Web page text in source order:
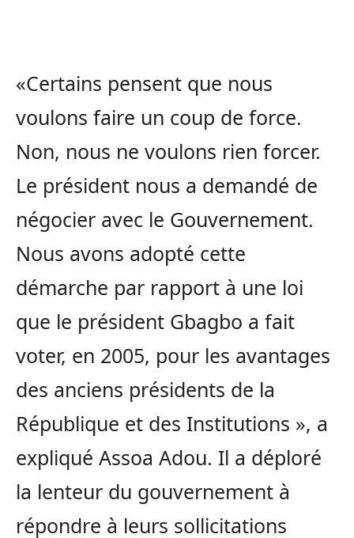
«Certains pensent que nous
voulons faire un coup de force.
Non, nous ne voulons rien forcer.
Le président nous a demandé de
négocier avec le Gouvernement.
Nous avons adopté cette
démarche par rapport à une loi
que le président Gbagbo a fait
voter, en 2005, pour les avantages
des anciens présidents de la
République et des Institutions », a
expliqué Assoa Adou. Il a déploré
la lenteur du gouvernement à
répondre à leurs sollicitations